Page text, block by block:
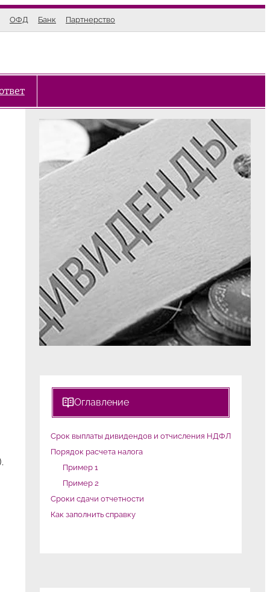
ОФД Банк Партнерство
Оглавление
Срок выплаты дивидендов и отчисления НДФЛ
Порядок расчета налога
Пример 1
Пример 2
Сроки сдачи отчетности
Как заполнить справку